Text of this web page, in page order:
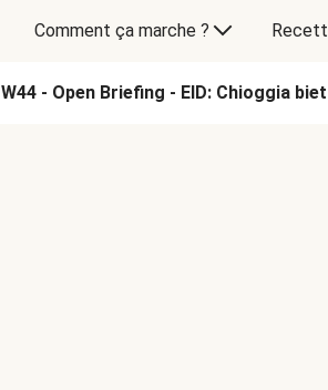
Comment ça marche ?
W44 - Open Briefing - EID: Chioggia biet